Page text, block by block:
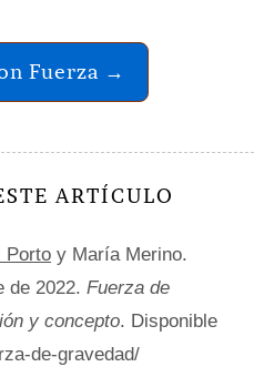
Fuerza →
ARTÍCULO
Porto y María Merino.
de 2022. Fuerza de
y concepto. Disponible
de-gravedad/